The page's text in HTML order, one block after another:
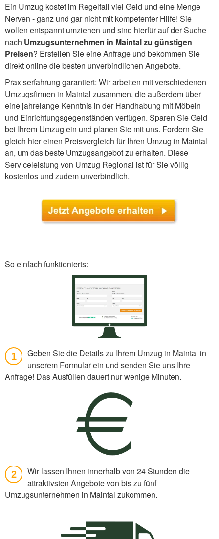
Ein Umzug kostet im Regelfall viel Geld und eine Menge
Nerven - ganz und gar nicht mit kompetenter Hilfe! Sie
wollen entspannt umziehen und sind hierfür auf der Suche
nach Umzugsunternehmen in Maintal zu günstigen
Preisen? Erstellen Sie eine Anfrage und bekommen Sie
direkt online die besten unverbindlichen Angebote.
Praxiserfahrung garantiert: Wir arbeiten mit verschiedenen
Umzugsfirmen in Maintal zusammen, die außerdem über
eine jahrelange Kenntnis in der Handhabung mit Möbeln
und Einrichtungsgegenständen verfügen. Sparen Sie Geld
bei Ihrem Umzug ein und planen Sie mit uns. Fordern Sie
gleich hier einen Preisvergleich für Ihren Umzug in Maintal
an, um das beste Umzugsangebot zu erhalten. Diese
Serviceleistung von Umzug Regional ist für Sie völlig
kostenlos und zudem unverbindlich.
So einfach funktionierts:
1
Geben Sie die Details zu Ihrem Umzug in Maintal in
unserem Formular ein und senden Sie uns Ihre
Anfrage! Das Ausfüllen dauert nur wenige Minuten.
2
Wir lassen Ihnen innerhalb von 24 Stunden die
attraktivsten Angebote von bis zu fünf
Umzugsunternehmen in Maintal zukommen.